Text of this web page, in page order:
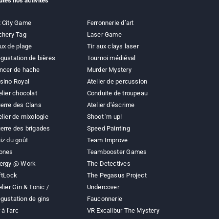
City Game
Tag
de plage
de bières
de hache
Royal
chocolat
des Clans
de mixologie
des brigades
du goût
@ Work
Gin & Tonic /
de gins
à l'arc
Ferronnerie d’art
Laser Game
Tir aux clays laser
Tournoi médiéval
Murder Mystery
Atelier de percussion
Conduite de troupeau
Atelier d'éscrime
Shoot 'm up!
Speed Painting
Team Improve
Teambooster Games
The Detectives
The Pegasus Project
Undercover
Fauconnerie
VR Excalibur The Mystery